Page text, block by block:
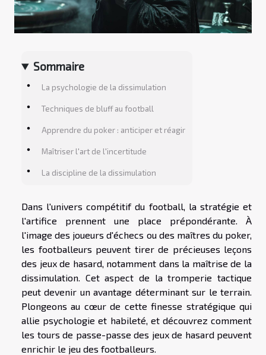
Sommaire
La psychologie de la dissimulation
Techniques de bluff au football
Apprendre du poker : anticiper et réagir
Maîtriser l'art de l'incertitude
La discipline de la dissimulation
Dans l'univers compétitif du football, la stratégie et
l'artifice prennent une place prépondérante. À
l'image des joueurs d'échecs ou des maîtres du poker,
les footballeurs peuvent tirer de précieuses leçons
des jeux de hasard, notamment dans la maîtrise de la
dissimulation. Cet aspect de la tromperie tactique
peut devenir un avantage déterminant sur le terrain.
Plongeons au cœur de cette finesse stratégique qui
allie psychologie et habileté, et découvrez comment
les tours de passe-passe des jeux de hasard peuvent
enrichir le jeu des footballeurs.